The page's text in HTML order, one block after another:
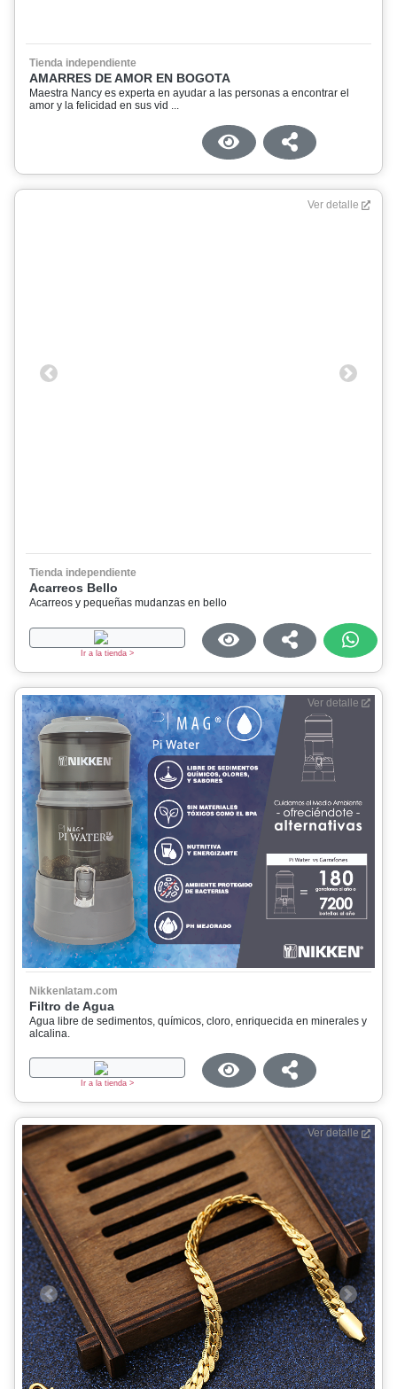
Tienda independiente
AMARRES DE AMOR EN BOGOTA
Maestra Nancy es experta en ayudar a las personas a encontrar el
amor y la felicidad en sus vid ...
Ver detalle
Previous Next
Tienda independiente
Acarreos Bello
Acarreos y pequeñas mudanzas en bello
Ir a la tienda >
Ver detalle
Nikkenlatam.com
Filtro de Agua
Agua libre de sedimentos, químicos, cloro, enriquecida en minerales y
alcalina.
Ir a la tienda >
Ver detalle
Previous Next